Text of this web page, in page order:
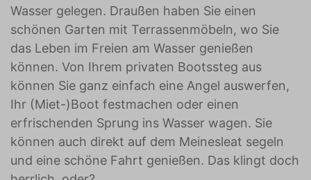
Wasser gelegen. Draußen haben Sie einen
schönen Garten mit Terrassenmöbeln, wo Sie
das Leben im Freien am Wasser genießen
können. Von Ihrem privaten Bootssteg aus
können Sie ganz einfach eine Angel auswerfen,
Ihr (Miet-)Boot festmachen oder einen
erfrischenden Sprung ins Wasser wagen. Sie
können auch direkt auf dem Meinesleat segeln
und eine schöne Fahrt genießen. Das klingt doch